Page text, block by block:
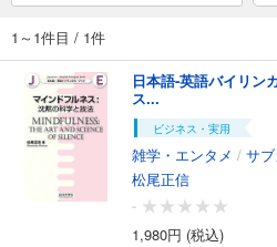
1～1件目 / 1件
日本語-英語バイリン
ス...
ビジネス・実用
雑学・エンタメ / サ
松尾正信
-
1,980円 (税込)